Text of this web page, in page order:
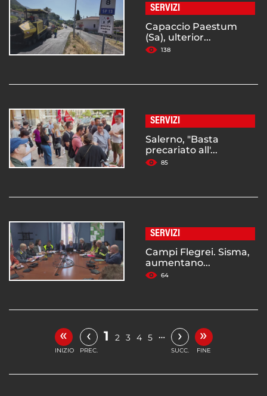
SERVIZI
Capaccio Paestum
(Sa), ulterior...
138
SERVIZI
Salerno, "Basta
precariato all'...
85
SERVIZI
Campi Flegrei. Sisma,
aumentano...
64
«
INIZIO
‹
PREC.
1 2 3 4 5 … ›
SUCC.
»
FINE